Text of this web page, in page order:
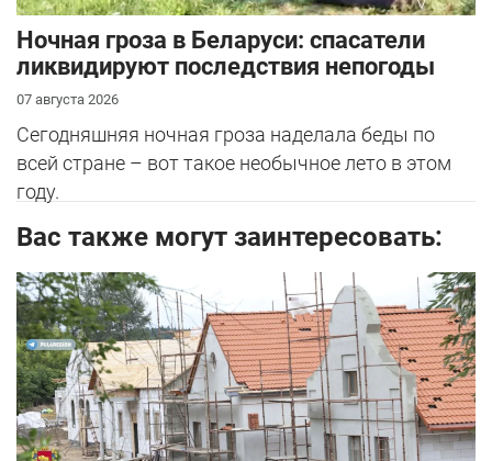
Ночная гроза в Беларуси: спасатели
ликвидируют последствия непогоды
07 августа 2026
Сегодняшняя ночная гроза наделала беды по
всей стране – вот такое необычное лето в этом
году.
Вас также могут заинтересовать: